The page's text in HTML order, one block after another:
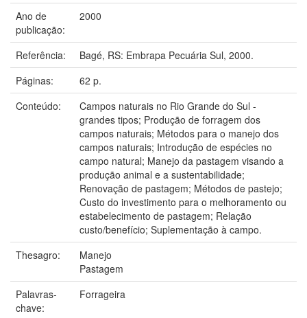
Ano de
publicação:
2000
Referência:
Bagé, RS: Embrapa Pecuária Sul, 2000.
Páginas:
62 p.
Conteúdo:
Campos naturais no Rio Grande do Sul -
grandes tipos; Produção de forragem dos
campos naturais; Métodos para o manejo dos
campos naturais; Introdução de espécies no
campo natural; Manejo da pastagem visando a
produção animal e a sustentabilidade;
Renovação de pastagem; Métodos de pastejo;
Custo do investimento para o melhoramento ou
estabelecimento de pastagem; Relação
custo/benefício; Suplementação à campo.
Thesagro:
Manejo
Pastagem
Palavras-
chave:
Forrageira